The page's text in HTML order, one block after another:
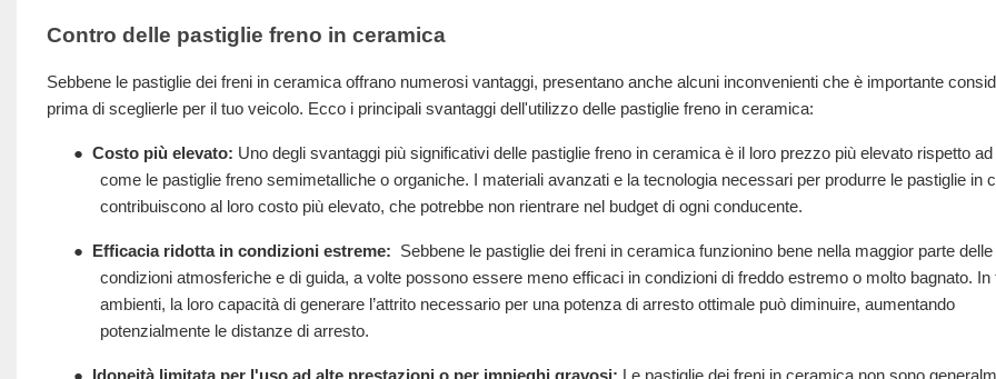
Contro delle pastiglie freno in ceramica
Sebbene le pastiglie dei freni in ceramica offrano numerosi vantaggi, presentano anche alcuni inconvenienti che è importante
prima di sceglierle per il tuo veicolo. Ecco i principali svantaggi dell'utilizzo delle pastiglie freno in ceramica:
● Costo più elevato: Uno degli svantaggi più significativi delle pastiglie freno in ceramica è il loro prezzo più elevato rispetto ad
come le pastiglie freno semimetalliche o organiche. I materiali avanzati e la tecnologia necessari per produrre le pastiglie in
contribuiscono al loro costo più elevato, che potrebbe non rientrare nel budget di ogni conducente.
● Efficacia ridotta in condizioni estreme:
Sebbene le pastiglie dei freni in ceramica funzionino bene nella maggior parte delle
condizioni atmosferiche e di guida, a volte possono essere meno efficaci in condizioni di freddo estremo o molto bagnato. In
ambienti, la loro capacità di generare l’attrito necessario per una potenza di arresto ottimale può diminuire, aumentando
potenzialmente le distanze di arresto.